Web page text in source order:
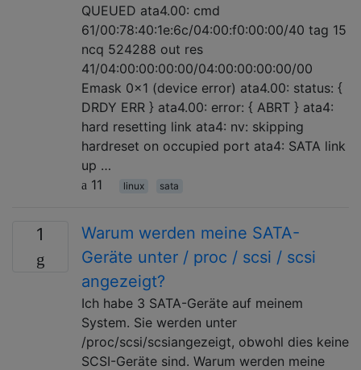
QUEUED ata4.00: cmd
61/00:78:40:1e:6c/04:00:f0:00:00/40 tag 15
ncq 524288 out res
41/04:00:00:00:00/04:00:00:00:00/00
Emask 0x1 (device error) ata4.00: status: {
DRDY ERR } ata4.00: error: { ABRT } ata4:
hard resetting link ata4: nv: skipping
hardreset on occupied port ata4: SATA link
up …
11
linux sata
1
Warum werden meine SATA-
Geräte unter / proc / scsi / scsi
angezeigt?
Ich habe 3 SATA-Geräte auf meinem
System. Sie werden unter
/proc/scsi/scsiangezeigt, obwohl dies keine
SCSI-Geräte sind. Warum werden meine